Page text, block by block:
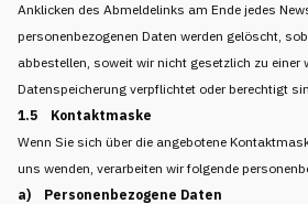
Anklicken des Abmeldelinks am Ende jedes
personenbezogenen Daten werden gelöscht,
abbestellen, soweit wir nicht gesetzlich zu einer
Datenspeicherung verpflichtet oder berechtigt
1.5 Kontaktmaske
Wenn Sie sich über die angebotene
uns wenden, verarbeiten wir folgende
a) Personenbezogene Daten